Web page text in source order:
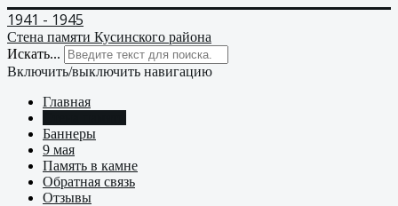
1941 - 1945
Стена памяти Кусинского района
Искать...
Включить/выключить навигацию
Главная
Баннеры
9 мая
Память в камне
Обратная связь
Отзывы